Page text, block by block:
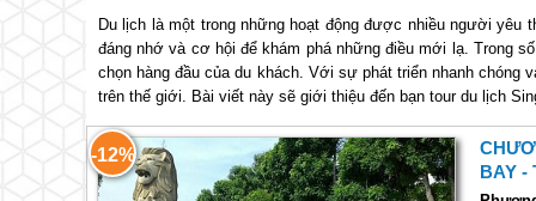
Du lịch là một trong những hoạt động được nhiều người
đáng nhớ và cơ hội để khám phá những điều mới lạ. Trong
chọn hàng đầu của du khách. Với sự phát triển nhanh chóng
trên thế giới. Bài viết này sẽ giới thiệu đến bạn tour du lịch
Tour Du Lịch Singapore Có Gì Đẹp
Singapore là một thành phố quốc gia nhỏ bé nhưng lại có
công viên xanh mát đến những khu phố cổ truyền thống,
-12%
BAY -